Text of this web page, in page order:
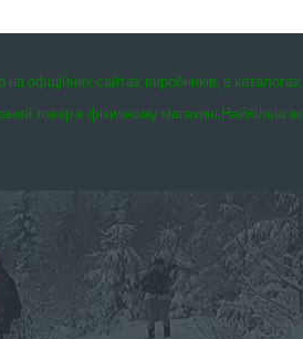
офіційних сайтах виробників, в
товар в фізичному магазині.Найбільш